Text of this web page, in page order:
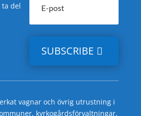
del
SUBSCRIBE
vagnar och övrig utrustning i
kyrkogårdsförvaltningar,